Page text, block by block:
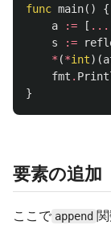
func main()
{
a
:= [ ...
s
:=
* (*int)(
fmt .
}
要素の追加
ここで append